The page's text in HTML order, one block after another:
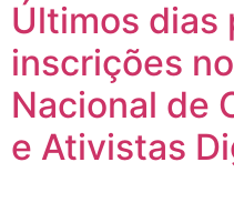
Últimos dias
inscrições
Nacional de
e Ativistas